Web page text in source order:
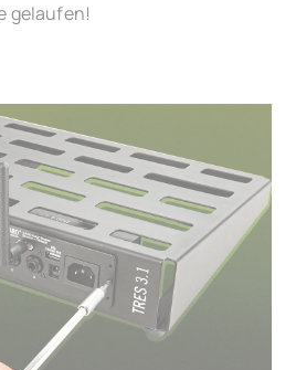
gelaufen!